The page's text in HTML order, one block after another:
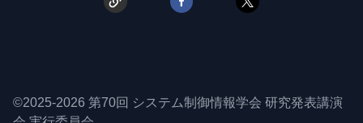
©2025-2026 第70回 システム制御情報学会 研究発表講演